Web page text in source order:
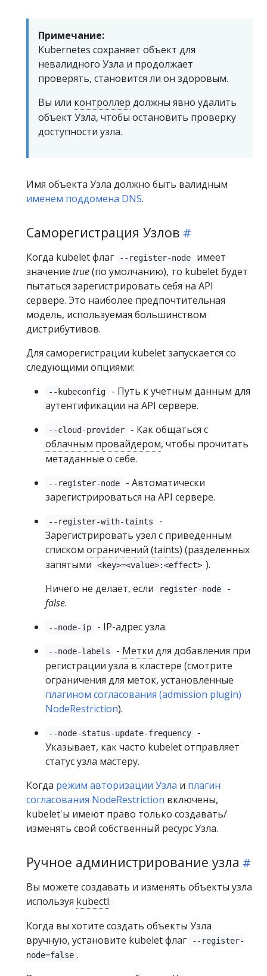
Примечание:
Kubernetes сохраняет объект для
невалидного Узла и продолжает
проверять, становится ли он здоровым.
Вы или контроллер должны явно удалить
объект Узла, чтобы остановить проверку
доступности узла.
Имя объекта Узла должно быть валидным
именем поддомена DNS.
Саморегистрация Узлов
Когда kubelet флаг --register-node
имеет
значение true(по умолчанию), то kubelet будет
пытаться зарегистрировать себя на API
сервере. Это наиболее предпочтительная
модель, используемая большинством
дистрибутивов.
Для саморегистрации kubelet запускается со
следующими опциями:
--kubeconfig
- Путь к учетным данным для
аутентификации на API сервере.
--cloud-provider
- Как общаться с
облачным провайдером, чтобы прочитать
метаданные о себе.
--register-node
- Автоматически
зарегистрироваться на API сервере.
--register-with-taints
-
Зарегистрировать узел с приведенным
списком ограничений (taints) (разделенных
запятыми
<key>=<value>:<effect> ).
Ничего не делает, если
register-node
-
false.
--node-ip - IP-адрес узла.
--node-labels - Метки для добавления при
регистрации узла в кластере (смотрите
ограничения для меток, установленные
плагином согласования (admission plugin)
NodeRestriction).
--node-status-update-frequency
-
Указывает, как часто kubelet отправляет
статус узла мастеру.
Когда режим авторизации Узла и плагин
согласования NodeRestriction включены,
kubelet'ы имеют право только создавать/
изменять свой собственный ресурс Узла.
Ручное администрирование узла
Вы можете создавать и изменять объекты узла
используя kubectl.
Когда вы хотите создать объекты Узла
вручную, установите kubelet флаг
--register-
node=false .